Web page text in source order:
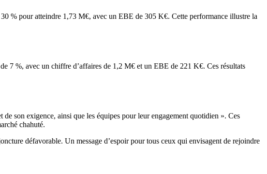
% pour atteindre 1,73 M€, avec un EBE de 305 K€. Cette performance illustre la
7 %, avec un chiffre d’affaires de 1,2 M€ et un EBE de 221 K€. Ces résultats
son exigence, ainsi que les équipes pour leur engagement quotidien ». Ces
chahuté.
défavorable. Un message d’espoir pour tous ceux qui envisagent de rejoindre